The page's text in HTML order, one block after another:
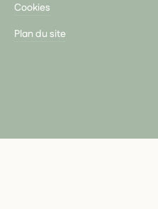
Cookies
Plan du site